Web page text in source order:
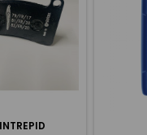
INTREPID